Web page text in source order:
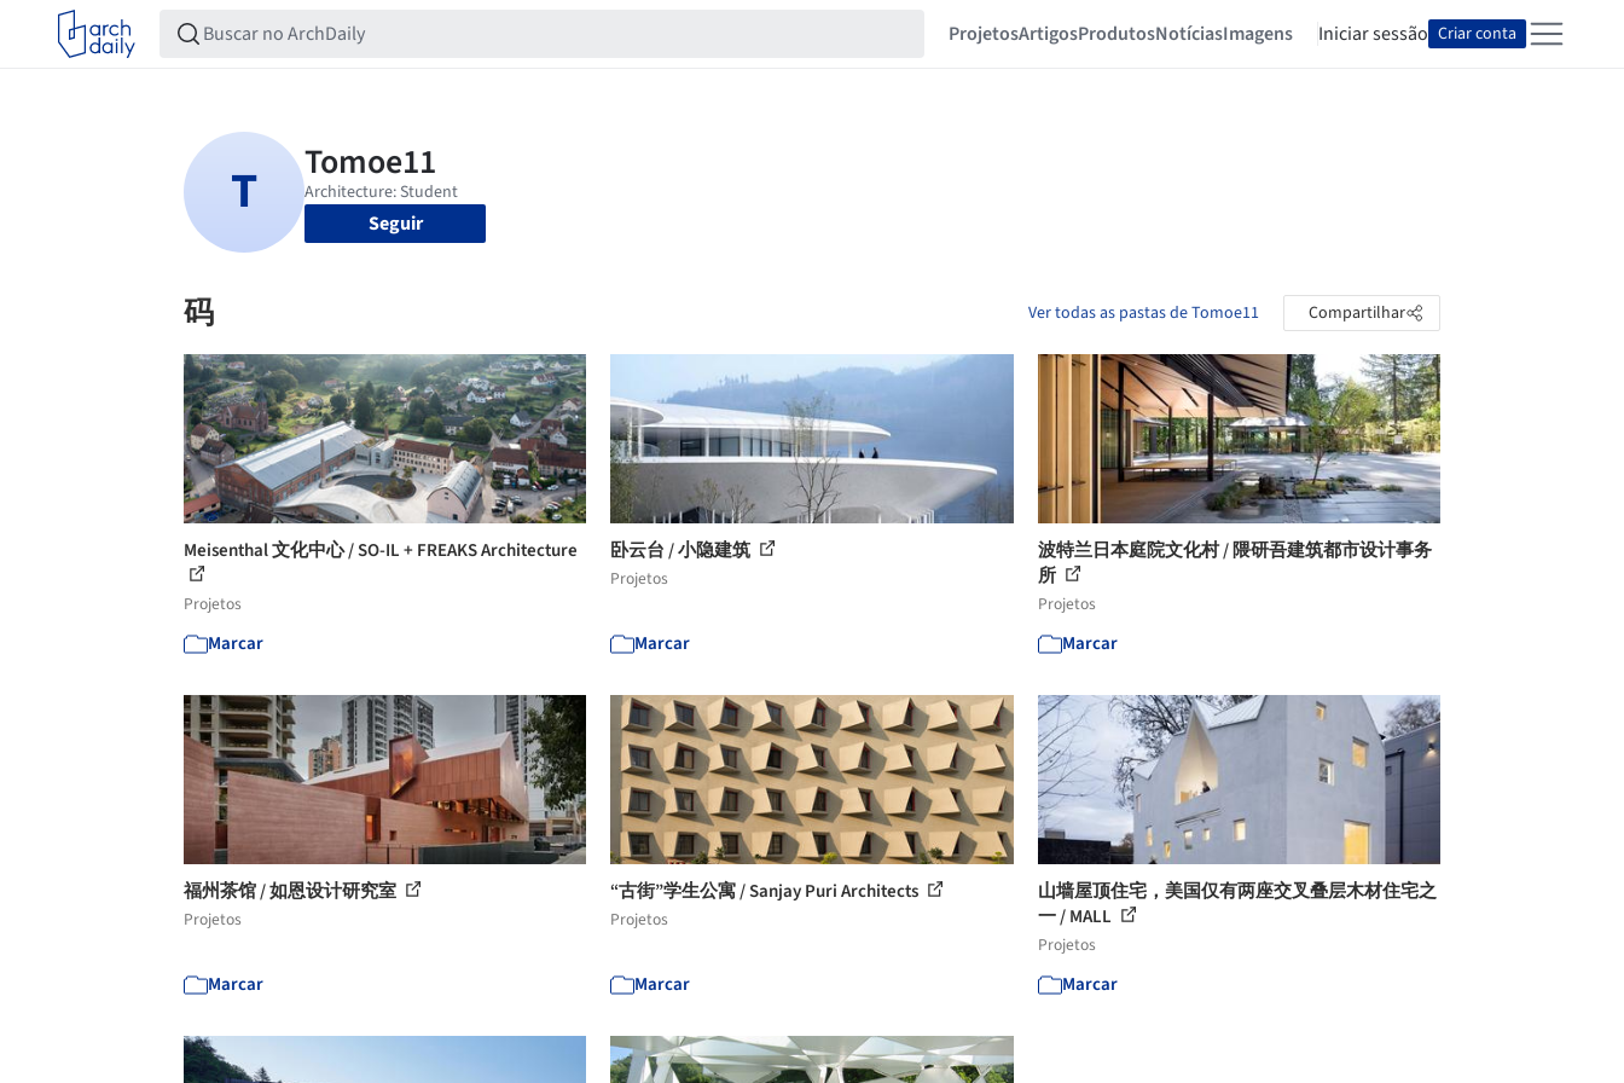
ProjetosArtigosProdutosNotíciasImagens Iniciar sessão Criar conta
Seguir
码 Ver todas as pastas de Tomoe11 Compartilhar
Meisenthal 文化中心 / SO-IL + FREAKS Architecture
Projetos
Marcar
卧云台 / 小隐建筑
Projetos
Marcar
波特兰日本庭院文化村 / 隈研吾建筑都市设计事务
所
Projetos
Marcar
福州茶馆 / 如恩设计研究室
Projetos
Marcar
“古街”学生公寓 / Sanjay Puri Architects
Projetos
Marcar
山墙屋顶住宅，美国仅有两座交叉叠层木材住宅之
一 / MALL
Projetos
Marcar